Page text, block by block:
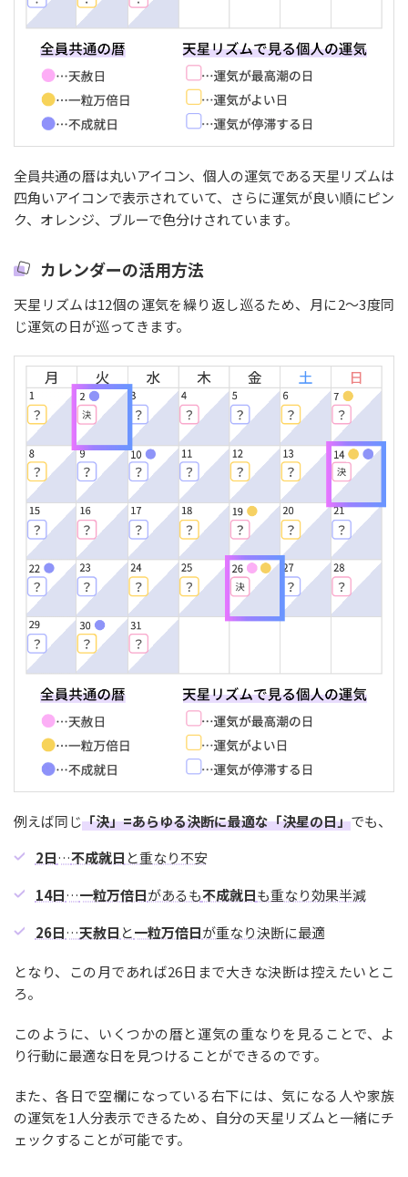
全員共通の暦は丸いアイコン、個人の運気である天星リズムは
四角いアイコンで表示されていて、さらに運気が良い順にピン
ク、オレンジ、ブルーで色分けされています。
カレンダーの活用方法
天星リズムは12個の運気を繰り返し巡るため、月に2〜3度同
じ運気の日が巡ってきます。
例えば同じ「決」=あらゆる決断に最適な「決星の日」でも、
2日…不成就日 と重なり不安
14日…一粒万倍日があるも不成就日も重なり効果半減
26日…天赦日 と一粒万倍日が重なり決断に最適
となり、この月であれば26日まで大きな決断は控えたいとこ
ろ。
このように、いくつかの暦と運気の重なりを見ることで、よ
り行動に最適な日を見つけることができるのです。
また、各日で空欄になっている右下には、気になる人や家族
の運気を1人分表示できるため、自分の天星リズムと一緒にチ
ェックすることが可能です。